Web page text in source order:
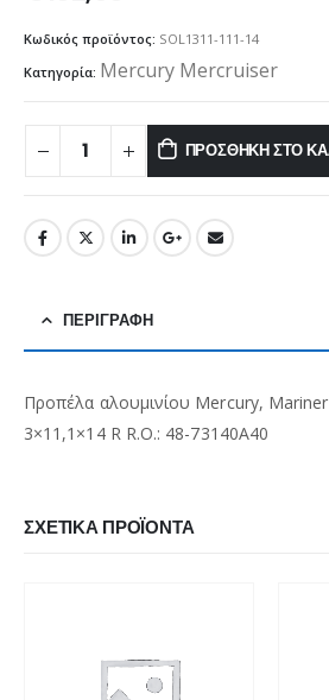
Κωδικός προϊόντος: SOL1311-111-14
Κατηγορία: Mercury Mercruiser
ΠΡΟΣΘΉΚΗ ΣΤΟ
ΠΕΡΙΓΡΑΦΉ
Προπέλα αλουμινίου Mercury,
3×11,1×14 R R.O.: 48-73140A40
ΣΧΕΤΙΚΆ ΠΡΟΪΌΝΤΑ